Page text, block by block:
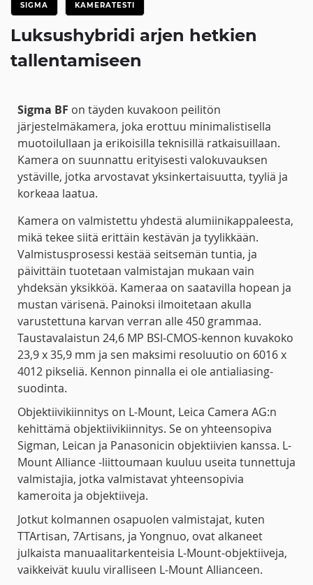
SIGMA KAMERATESTI
Luksushybridi arjen hetkien
tallentamiseen
Sigma BF on täyden kuvakoon peilitön
järjestelmäkamera, joka erottuu minimalistisella
muotoilullaan ja erikoisilla teknisillä ratkaisuillaan.
Kamera on suunnattu erityisesti valokuvauksen
ystäville, jotka arvostavat yksinkertaisuutta, tyyliä ja
korkeaa laatua.
Kamera on valmistettu yhdestä alumiinikappaleesta,
mikä tekee siitä erittäin kestävän ja tyylikkään.
Valmistusprosessi kestää seitsemän tuntia, ja
päivittäin tuotetaan valmistajan mukaan vain
yhdeksän yksikköä. Kameraa on saatavilla hopean ja
mustan värisenä. Painoksi ilmoitetaan akulla
varustettuna karvan verran alle 450 grammaa.
Taustavalaistun 24,6 MP BSI-CMOS-kennon kuvakoko
23,9 x 35,9 mm ja sen maksimi resoluutio on 6016 x
4012 pikseliä. Kennon pinnalla ei ole antialiasing-
suodinta.
Objektiivikiinnitys on L-Mount, Leica Camera AG:n
kehittämä objektiivikiinnitys. Se on yhteensopiva
Sigman, Leican ja Panasonicin objektiivien kanssa. L-
Mount Alliance -liittoumaan kuuluu useita tunnettuja
valmistajia, jotka valmistavat yhteensopivia
kameroita ja objektiiveja.
Jotkut kolmannen osapuolen valmistajat, kuten
TTArtisan, 7Artisans, ja Yongnuo, ovat alkaneet
julkaista manuaalitarkenteisia L-Mount-objektiiveja,
vaikkeivät kuulu viralliseen L-Mount Allianceen.